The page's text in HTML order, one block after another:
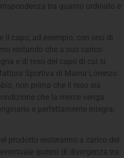
tra quanto ordinato e
il capo, ad esempio, con uno di
restando che a suo carico
e di reso del capo di cui si
Sportiva di Maina Lorenzo
non prima che il reso sia
che la merce venga
e perfettamente integra,
prodotto resteranno a carico del
ipotesi di divergenza tra